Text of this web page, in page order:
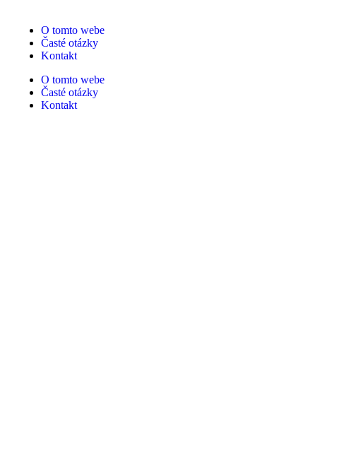
O tomto webe
Časté otázky
Kontakt
O tomto webe
Časté otázky
Kontakt